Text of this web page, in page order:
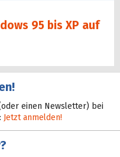
95 bis XP auf
einen Newsletter) bei
Jetzt anmelden!